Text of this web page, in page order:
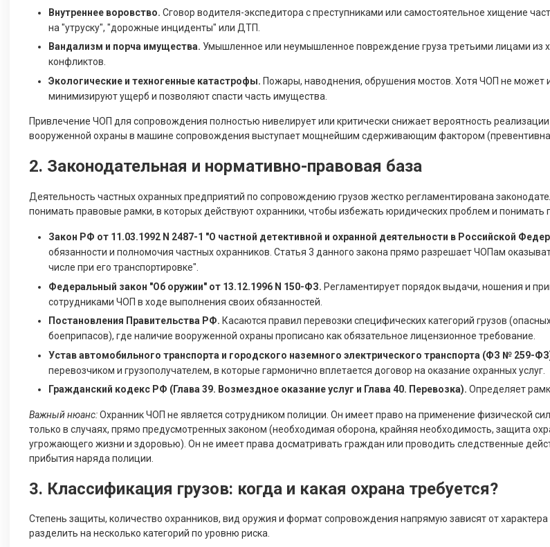
Внутреннее воровство. Сговор водителя-экспедитора с преступниками или самостоятельное хищение
на "утруску", "дорожные инциденты" или ДТП.
Вандализм и порча имущества. Умышленное или неумышленное повреждение груза третьими лицами из
конфликтов.
Экологические и техногенные катастрофы. Пожары, наводнения, обрушения мостов. Хотя ЧОП не может
минимизируют ущерб и позволяют спасти часть имущества.
Привлечение ЧОП для сопровождения полностью нивелирует или критически снижает вероятность
вооруженной охраны в машине сопровождения выступает мощнейшим сдерживающим фактором
2. Законодательная и нормативно-правовая база
Деятельность частных охранных предприятий по сопровождению грузов жестко регламентирована
понимать правовые рамки, в которых действуют охранники, чтобы избежать юридических проблем и понимать
Закон РФ от 11.03.1992 N 2487-1 "О частной детективной и охранной деятельности в Российской
обязанности и полномочия частных охранников. Статья 3 данного закона прямо разрешает ЧОПам
числе при его транспортировке".
Федеральный закон "Об оружии" от 13.12.1996 N 150-ФЗ. Регламентирует порядок выдачи, ношения и
сотрудниками ЧОП в ходе выполнения своих обязанностей.
Постановления Правительства РФ. Касаются правил перевозки специфических категорий грузов
боеприпасов), где наличие вооруженной охраны прописано как обязательное лицензионное требование.
Устав автомобильного транспорта и городского наземного электрического транспорта (ФЗ № 259-
перевозчиком и грузополучателем, в которые гармонично вплетается договор на оказание охранных услуг.
Гражданский кодекс РФ (Глава 39. Возмездное оказание услуг и Глава 40. Перевозка). Определяет
Важный нюанс:Охранник ЧОП не является сотрудником полиции. Он имеет право на применение физической
только в случаях, прямо предусмотренных законом (необходимая оборона, крайняя необходимость, защита
угрожающего жизни и здоровью). Он не имеет права досматривать граждан или проводить следственные
прибытия наряда полиции.
3. Классификация грузов: когда и какая охрана требуется?
Степень защиты, количество охранников, вид оружия и формат сопровождения напрямую зависят от
разделить на несколько категорий по уровню риска.